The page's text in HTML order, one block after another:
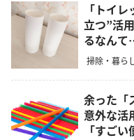
「トイ
立つ”活
るなんて
掃除・暮ら
余った「
意外な活
「すごい